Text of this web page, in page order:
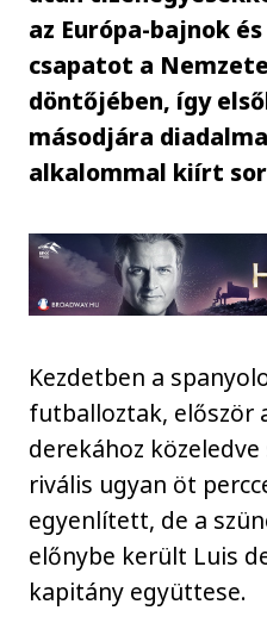
az Európa-bajnok
csapatot a
döntőjében, így
másodjára
alkalommal kiírt
Kezdetben a
futballoztak, először
derekához
rivális ugyan öt
egyenlített, de a
előnybe került Luis
kapitány együttese.